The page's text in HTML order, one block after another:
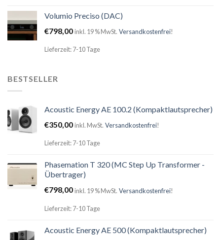
Volumio Preciso (DAC)
€798,00inkl. 19 % MwSt. Versandkostenfrei!
Lieferzeit: 7-10 Tage
BESTSELLER
Acoustic Energy AE 100.2 (Kompaktlautsprecher)
€350,00inkl. MwSt. Versandkostenfrei!
Lieferzeit: 7-10 Tage
Phasemation T 320 (MC Step Up Transformer -
Übertrager)
€798,00inkl. 19 % MwSt. Versandkostenfrei!
Lieferzeit: 7-10 Tage
Acoustic Energy AE 500 (Kompaktlautsprecher)